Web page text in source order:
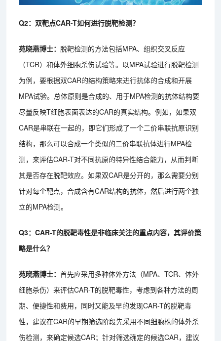
Q2：双靶点CAR-T如何进行脱靶检测？
苑晓燕博士： 脱靶检测的方法包括MPA、组织交叉反应
（TCR）和体外细胞杀伤试验等。以MPA试验进行脱靶检测
为例，要根据双CAR的结构策略来进行抗体的合成和开展
MPA试验。总体原则是合成的、用于MPA检测的抗体结构要
尽量反映T细胞表面表达的CAR的真实结构。例如，如果双
CAR是串联在一起的，即它们形成了一个二价串联抗原识别
结构，那么可以合成一个类似的二价串联抗体进行MPA检
测，来评估CAR-T对不同抗原的特异性结合能力，从而判断
其是否存在脱靶效应。如果双CAR是分开的，那么需要分别
针对每个靶点，合成含有CAR结构的抗体，然后进行两个独
立的MPA检测。
Q3：CAR-T的脱靶毒性是非临床关注的重点内容，其评价策
略是什么？
苑晓燕博士：首先应采用多种体外方法（MPA、TCR、体外
细胞杀伤）来评估CAR-T的脱靶毒性，考虑到各种方法的周
期、便捷性和费用，同时又能及早的发现CAR-T的脱靶毒
性，建议在CAR的早期筛选阶段先采用不同细胞株的体外杀
伤检测，来确定候选CAR；针对筛选确定的候选CAR，建议